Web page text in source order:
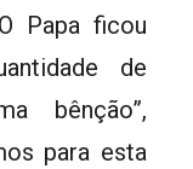
Papa ficou
de
bênção”,
para esta